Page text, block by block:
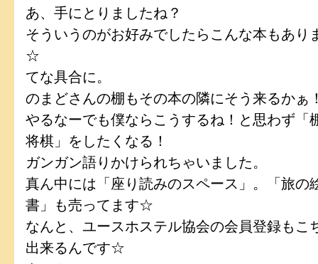
あ、手にとりましたね？
そういうのがお好みでしたらこんな本もあり
☆
てな具合に。
のまどさんの棚もその本の隣にそう来るかぁ
やるなーでも僕ならこうするね！と思わず「
将棋」をしたくなる！
ガンガン語りかけられちゃいました。
真ん中には「座り読みのスペース」。「旅の
書」も売ってます☆
なんと、ユースホステル協会の会員登録もこ
出来るんです☆